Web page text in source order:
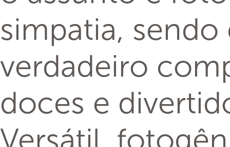
simpatia,
verdadeiro
doces e